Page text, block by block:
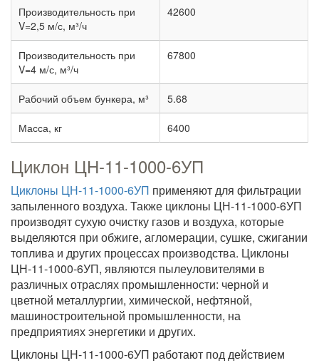
Производительность при
V=2,5 м/с, м³/ч
42600
Производительность при
V=4 м/с, м³/ч
67800
Рабочий объем бункера, м³ 5.68
Масса, кг 6400
Циклон ЦН-11-1000-6УП
Циклоны ЦН-11-1000-6УП применяют для фильтрации
запыленного воздуха. Также циклоны ЦН-11-1000-6УП
производят сухую очистку газов и воздуха, которые
выделяются при обжиге, агломерации, сушке, сжигании
топлива и других процессах производства. Циклоны
ЦН-11-1000-6УП, являются пылеуловителями в
различных отраслях промышленности: черной и
цветной металлургии, химической, нефтяной,
машиностроительной промышленности, на
предприятиях энергетики и других.
Циклоны ЦН-11-1000-6УП работают под действием